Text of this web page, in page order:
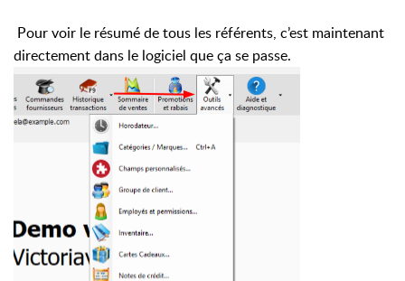
Pour voir le résumé de tous les référents, c’est maintenant
directement dans le logiciel que ça se passe.